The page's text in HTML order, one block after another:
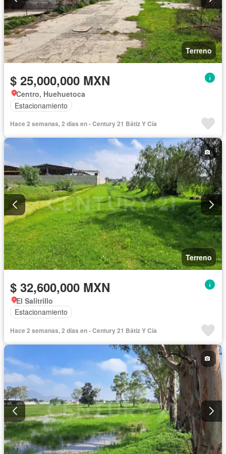
Terreno
$ 25,000,000 MXN
Centro, Huehuetoca
Estacionamiento
Hace 2 semanas, 2 días en - Century 21 Bátiz Y Cía
Terreno
$ 32,600,000 MXN
El Salitrillo
Estacionamiento
Hace 2 semanas, 2 días en - Century 21 Bátiz Y Cía